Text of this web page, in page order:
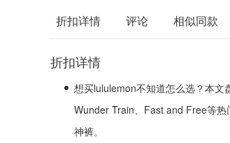
折扣详情 评论 相似同款
折扣详情
想买lululemon不知道怎么选？本文
Wunder Train、Fast and Free等
神裤。